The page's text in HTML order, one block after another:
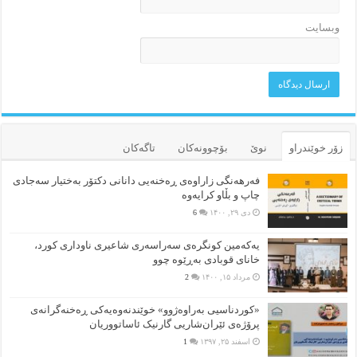
وبسایت
زۆر خوێندراو نوێ بۆچوونه‌کان تاگەکان
فەرهەنگی زاراوەی ڕەخنەیی دانانی دکتۆر بەختیار سەجادی
چاپ و بڵاو کرایەوە
دی ۲۹, ۱۴۰۰ 6
یەکەمین کونگرەی سەراسەری شاعیری‌ ناوداری کورد،
خانای قوبادی بەڕێوە چوو
مرداد ۱۵, ۱۴۰۰ 2
«کوردناسیی بەراوەژوو» خوێندنەوەیەکی ڕەخنەگرانەی
پرۆژەی ئێران‌شاریی گارنیک ئاساتووریان
اسفند ۲۵, ۱۳۹۷ 1